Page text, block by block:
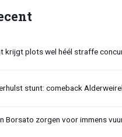
krijgt plots wel héél straffe
stunt: comeback
Borsato zorgen voor immens